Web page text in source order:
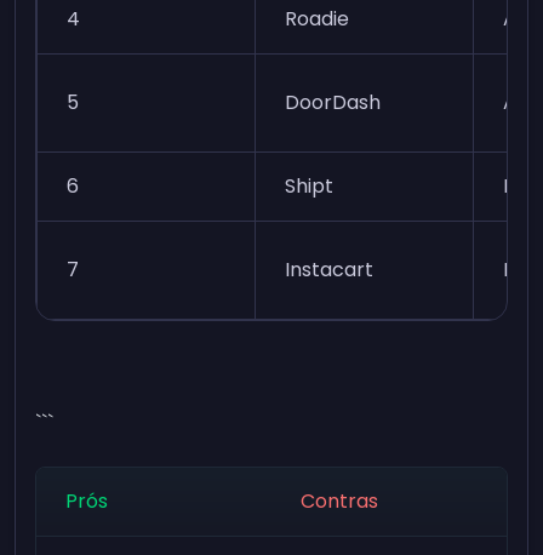
4 Roadie Alta
5 DoorDash Alta
6 Shipt
7 Instacart
```
Prós Contras